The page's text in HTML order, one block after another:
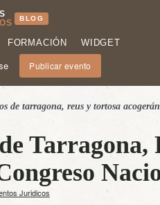
BLOG
FORMACIÓN WIDGET
Publicar evento
de tarragona, reus y tortosa
Juridicos